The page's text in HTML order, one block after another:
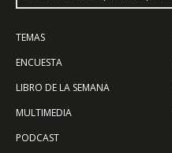
TEMAS
ENCUESTA
LIBRO DE LA SEMANA
MULTIMEDIA
PODCAST